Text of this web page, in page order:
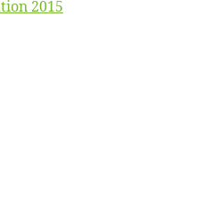
2015